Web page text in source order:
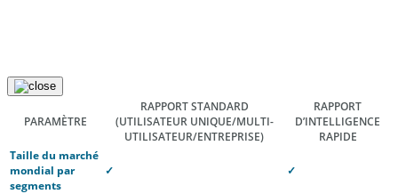
PARAMÈTRE
RAPPORT STANDARD
(UTILISATEUR UNIQUE/MULTI-
UTILISATEUR/ENTREPRISE)
RAPPORT
D’INTELLIGENCE
RAPIDE
Taille du marché
mondial par
segments
✓ ✓